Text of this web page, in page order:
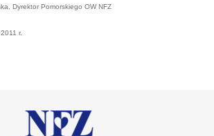
Dyrektor Pomorskiego OW NFZ
r.